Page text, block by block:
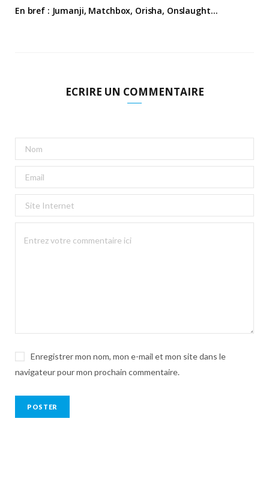
En bref : Jumanji, Matchbox, Orisha, Onslaught…
ECRIRE UN COMMENTAIRE
Enregistrer mon nom, mon e-mail et mon site dans le
navigateur pour mon prochain commentaire.